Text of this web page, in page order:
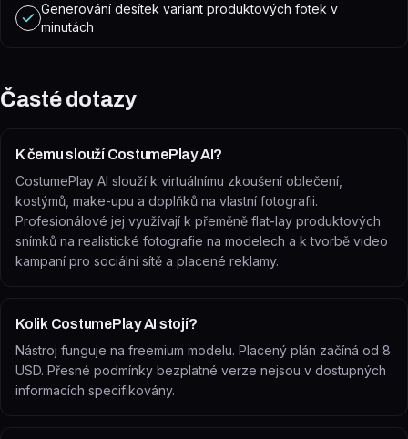
Generování desítek variant produktových fotek v
minutách
Časté dotazy
K čemu slouží CostumePlay AI?
CostumePlay AI slouží k virtuálnímu zkoušení oblečení,
kostýmů, make-upu a doplňků na vlastní fotografii.
Profesionálové jej využívají k přeměně flat-lay produktových
snímků na realistické fotografie na modelech a k tvorbě video
kampaní pro sociální sítě a placené reklamy.
Kolik CostumePlay AI stojí?
Nástroj funguje na freemium modelu. Placený plán začíná od 8
USD. Přesné podmínky bezplatné verze nejsou v dostupných
informacích specifikovány.